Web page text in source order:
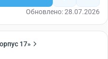
Обновлено: 28.07.2026
17»